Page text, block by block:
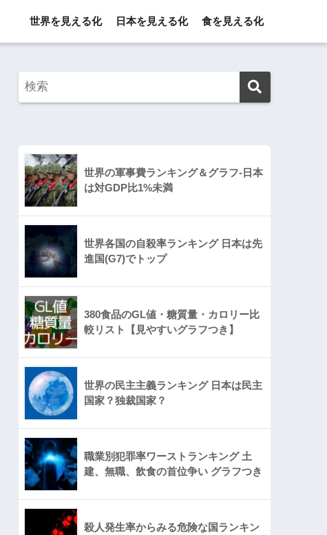
世界を見える化 日本を見える化 食を見える化
世界の軍事費ランキング＆グラフ-日本
は対GDP比1%未満
世界各国の自殺率ランキング 日本は先
進国(G7)でトップ
380食品のGL値・糖質量・カロリー比
較リスト【見やすいグラフつき】
世界の民主主義ランキング 日本は民主
国家？独裁国家？
職業別犯罪率ワーストランキング 土
建、無職、飲食の首位争い グラフつき
殺人発生率からみる危険な国ランキン